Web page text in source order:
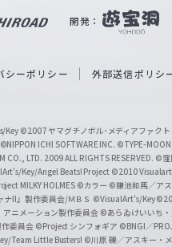
開発：
シーポリシー 外部送信ポリシ
Key ©2007 ヤマグチノボル･メディアファク
©NIPPON ICHI SOFTWARE INC. ©TYPE-
CO., LTD. 2009 ALL RIGHTS RESERVED. ©窪
Key/Angel Beats! Project ©2010
MILKY HOLMES ©カラー ©鎌池和馬／ア
II』製作委員会/ＭＢＳ ©VisualArt's/Key
ニメーション製作委員会 ©あらゐけいいち
委員会 ©Project シンフォギア ©BNGI／
Team Little Busters! ©川原 礫／アスキー・